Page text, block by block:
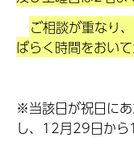
ご相談が重なり
ばらく時間をおい
※当該日が祝日に
し、12月29日から